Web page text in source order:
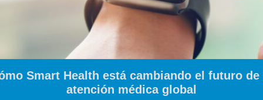
Smart Health está cambiando el futuro de
atención médica global